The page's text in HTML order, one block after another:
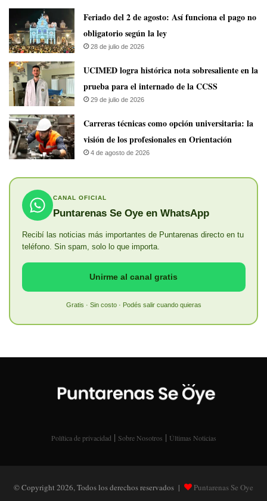
Feriado del 2 de agosto: Así funciona el pago no
obligatorio según la ley
28 de julio de 2026
UCIMED logra histórica nota sobresaliente en la
prueba para el internado de la CCSS
29 de julio de 2026
Carreras técnicas como opción universitaria: la
visión de los profesionales en Orientación
4 de agosto de 2026
CANAL OFICIAL
Puntarenas Se Oye en WhatsApp
Recibí las noticias más importantes de Puntarenas directo en tu
teléfono. Sin spam, solo lo que importa.
Unirme al canal gratis
Gratis · Sin costo · Podés salir cuando quieras
Política de privacidad | Sobre Nosotros | Últimas Noticias
© Copyright 2026, Todos los derechos reservados | Puntarenas Se Oye